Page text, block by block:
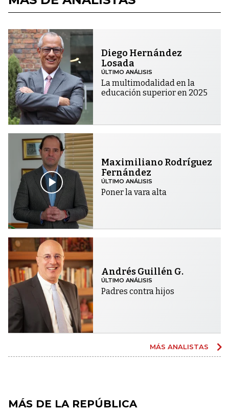
Diego Hernández
Losada
ÚLTIMO ANÁLISIS
La multimodalidad en la
educación superior en 2025
Maximiliano Rodríguez
Fernández
ÚLTIMO ANÁLISIS
Poner la vara alta
Andrés Guillén G.
ÚLTIMO ANÁLISIS
Padres contra hijos
MÁS ANALISTAS
MÁS DE LA REPÚBLICA